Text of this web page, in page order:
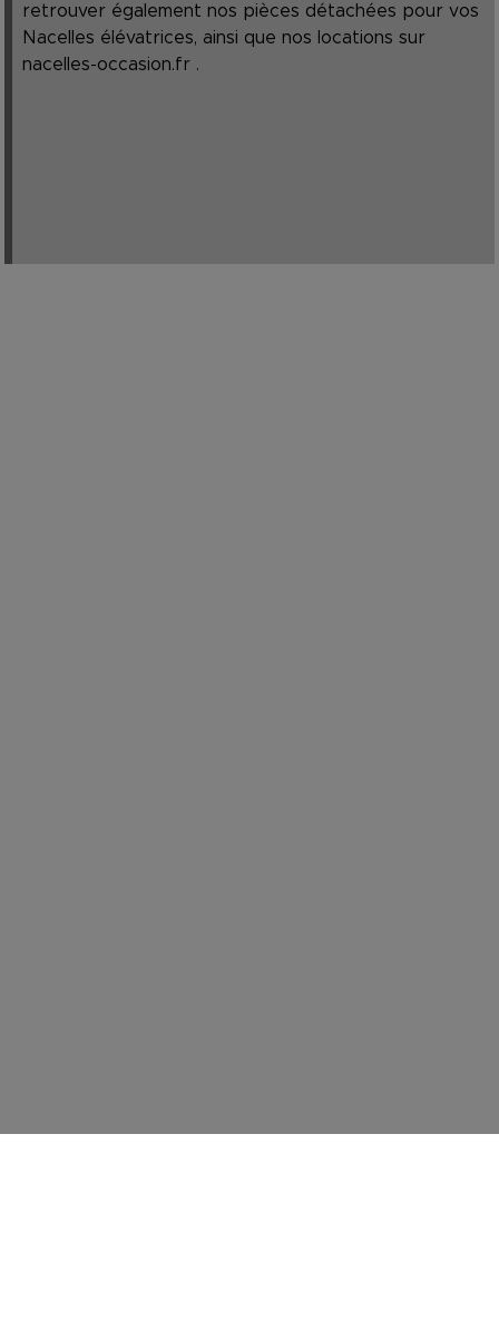
retrouver également nos pièces détachées pour vos
Nacelles élévatrices, ainsi que nos locations sur
nacelles-occasion.fr .